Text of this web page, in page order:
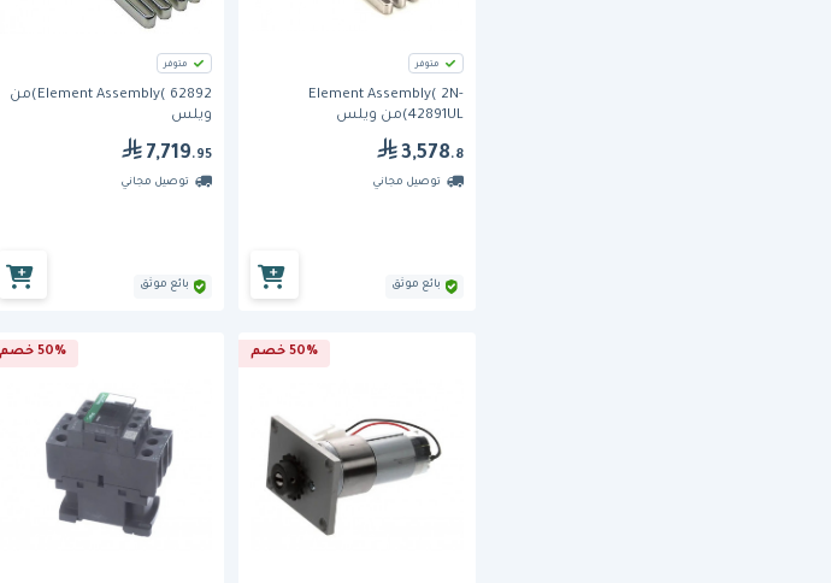
متوفر
Element Assembly( 2N-
42891UL)من ويلس
3,578.8
توصيل مجاني
بائع موثق
متوفر
Element Assembly( 62892)من
ويلس
7,719.95
توصيل مجاني
بائع موثق
50% خصم 50% خصم